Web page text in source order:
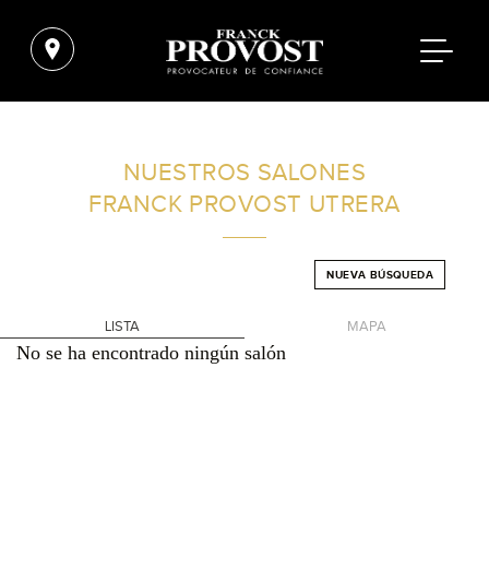
FILTROS AVANZADOS
NUESTROS SALONES
FRANCK PROVOST UTRERA
NUEVA BÚSQUEDA
LISTA MAPA
No se ha encontrado ningún salón